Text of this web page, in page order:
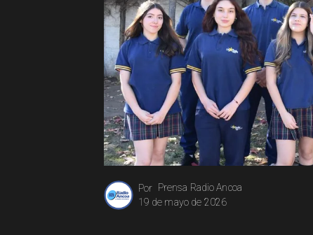
Prensa Radio Ancoa
Por
19 de mayo de 2026